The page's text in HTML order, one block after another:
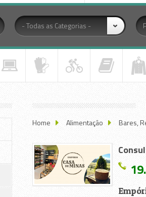
- Todas as Categorias -
Home
Alimentação Bares,